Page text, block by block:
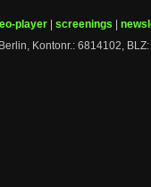
player screenings
Kontonr.: 6814102,